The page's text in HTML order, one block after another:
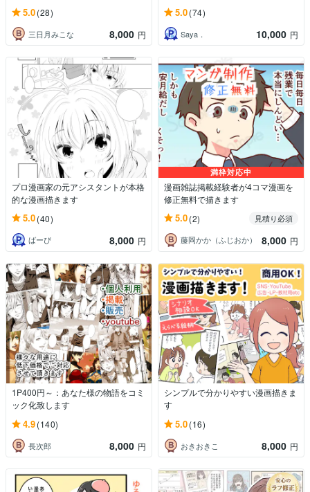
5.0(28)
三日月みこな 8,000 円
5.0(74)
Saya． 10,000 円
プロ漫画家の元アシスタントが本格
的な漫画描きます
5.0(40)
ばーぴ 8,000 円
満枠対応中
漫画雑誌掲載経験者が4コマ漫画を
修正無料で描きます
5.0(2)
見積り必須
藤岡かか（ふじおか）
8,000 円
1P400円～：あなた様の物語をコミ
ック化致します
4.9(140)
長次郎 8,000 円
シンプルで分かりやすい漫画描きま
す
5.0(16)
おきおきこ 8,000 円